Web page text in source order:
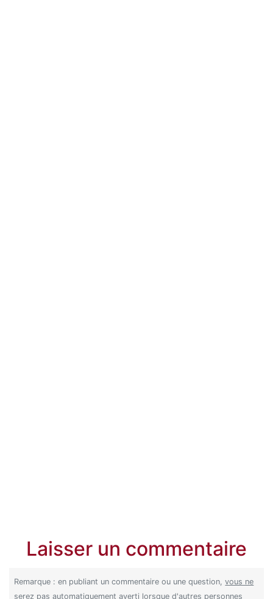
Laisser un commentaire
Remarque : en publiant un commentaire ou une question,vous ne
serez pas automatiquement averti lorsque d'autres personnes